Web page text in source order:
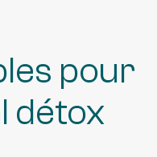
pour
détox